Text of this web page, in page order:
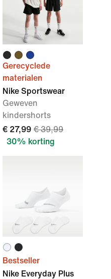
Gerecyclede
materialen
Nike Sportswear
Geweven
kindershorts
€ 27,99 € 39,99
30% korting
Bestseller
Nike Everyday Plus